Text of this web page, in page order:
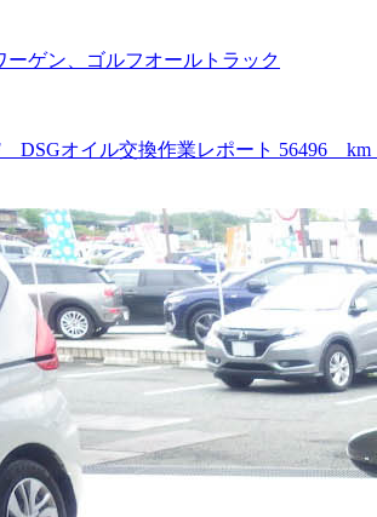
ーゲン、ゴルフオールトラック
オイル交換作業レポート 56496 km